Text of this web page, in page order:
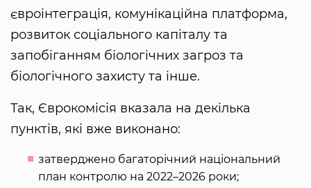
євроінтеграція, комунікаційна платформа,
розвиток соціального капіталу та
запобіганням біологічних загроз та
біологічного захисту та інше.
Так, Єврокомісія вказала на декілька
пунктів, які вже виконано:
затверджено багаторічний національний
план контролю на 2022–2026 роки;